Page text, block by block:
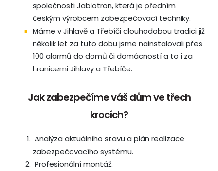
společnosti Jablotron, která je předním
českým výrobcem zabezpečovací techniky.
Máme v Jihlavě a Třebíči dlouhodobou tradici již
několik let za tuto dobu jsme nainstalovali přes
100 alarmů do domů či domácností a to i za
hranicemi Jihlavy a Třebíče.
Jak zabezpečíme váš dům ve třech
krocích?
Analýza aktuálního stavu a plán realizace
zabezpečovacího systému.
Profesionální montáž.